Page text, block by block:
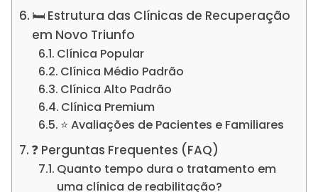
🛏️ Estrutura das Clínicas de Recuperação
em Novo Triunfo
Clínica Popular
Clínica Médio Padrão
Clínica Alto Padrão
Clínica Premium
⭐ Avaliações de Pacientes e Familiares
❓ Perguntas Frequentes (FAQ)
Quanto tempo dura o tratamento em
uma clínica de reabilitação?